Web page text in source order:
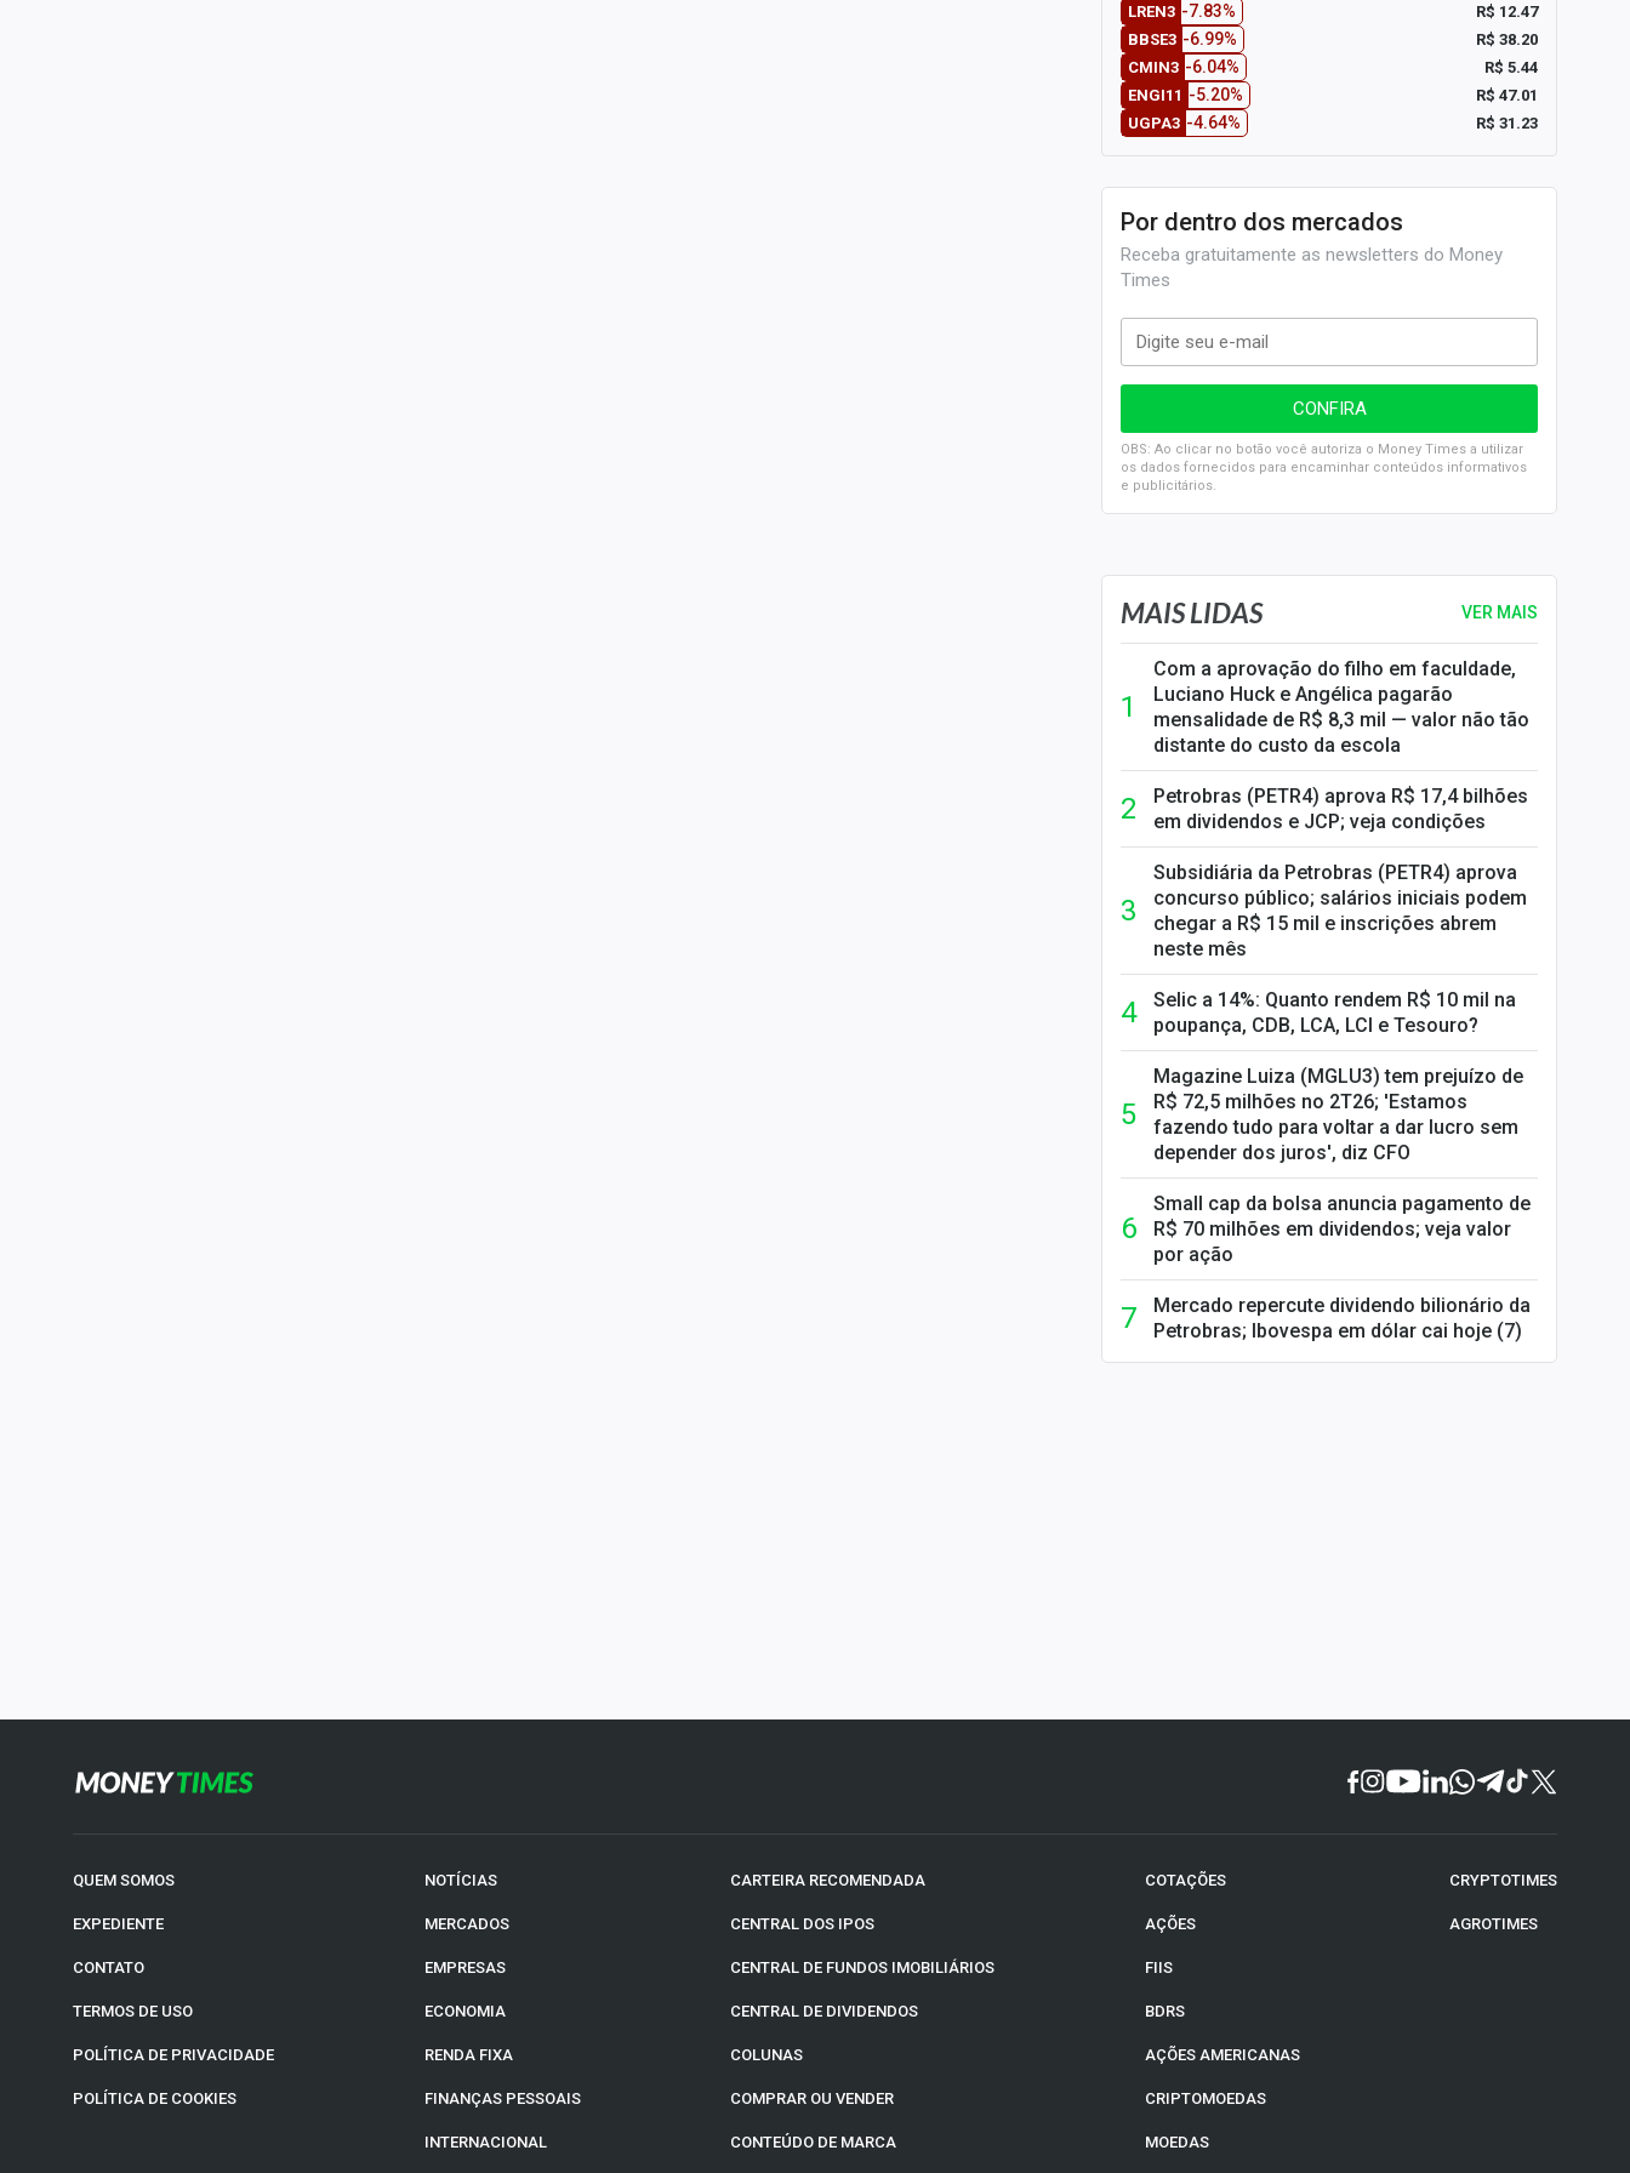
LREN3 -7.83%
R$ 12.47
BBSE3 -6.99%
R$ 38.20
CMIN3 -6.04%
R$ 5.44
ENGI11 -5.20%
R$ 47.01
UGPA3 -4.64% R$ 31.23
Por dentro dos mercados
Receba gratuitamente as newsletters do Money
Times
OBS: Ao clicar no botão você autoriza o Money Times a utilizar
os dados fornecidos para encaminhar conteúdos informativos
e publicitários.
SELIC em 14%: A repercussão da decisão sobre os JUROS
MAIS LIDAS VER MAIS
Com a aprovação do filho em faculdade,
Luciano Huck e Angélica pagarão
mensalidade de R$ 8,3 mil — valor não tão
distante do custo da escola
Petrobras (PETR4) aprova R$ 17,4 bilhões
em dividendos e JCP; veja condições
Subsidiária da Petrobras (PETR4) aprova
concurso público; salários iniciais podem
chegar a R$ 15 mil e inscrições abrem
neste mês
Selic a 14%: Quanto rendem R$ 10 mil na
poupança, CDB, LCA, LCI e Tesouro?
Magazine Luiza (MGLU3) tem prejuízo de
R$ 72,5 milhões no 2T26; 'Estamos
fazendo tudo para voltar a dar lucro sem
depender dos juros', diz CFO
Small cap da bolsa anuncia pagamento de
R$ 70 milhões em dividendos; veja valor
por ação
Mercado repercute dividendo bilionário da
Petrobras; Ibovespa em dólar cai hoje (7)
QUEM SOMOS
EXPEDIENTE
CONTATO
TERMOS DE USO
POLÍTICA DE PRIVACIDADE
POLÍTICA DE COOKIES
NOTÍCIAS
MERCADOS
EMPRESAS
ECONOMIA
RENDA FIXA
FINANÇAS PESSOAIS
INTERNACIONAL
CARTEIRA RECOMENDADA
CENTRAL DOS IPOS
CENTRAL DE FUNDOS IMOBILIÁRIOS
CENTRAL DE DIVIDENDOS
COLUNAS
COMPRAR OU VENDER
CONTEÚDO DE MARCA
COTAÇÕES
AÇÕES
FIIS
BDRS
AÇÕES AMERICANAS
CRIPTOMOEDAS
MOEDAS
CRYPTOTIMES
AGROTIMES